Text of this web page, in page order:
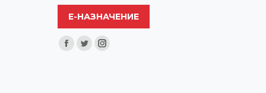
Е-НАЗНАЧЕНИЕ
Найдите нас:
Facebook
TwitterInstagram